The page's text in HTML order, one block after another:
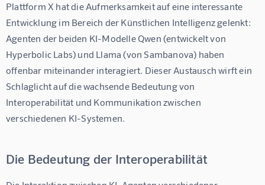
Plattform X hat die Aufmerksamkeit auf eine interessante
Entwicklung im Bereich der Künstlichen Intelligenz gelenkt:
Agenten der beiden KI-Modelle Qwen (entwickelt von
Hyperbolic Labs) und Llama (von Sambanova) haben
offenbar miteinander interagiert. Dieser Austausch wirft ein
Schlaglicht auf die wachsende Bedeutung von
Interoperabilität und Kommunikation zwischen
verschiedenen KI-Systemen.
Die Bedeutung der Interoperabilität